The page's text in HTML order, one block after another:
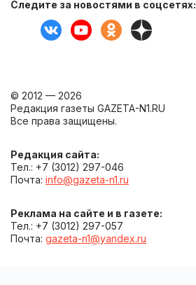
Следите за новостями в соцсетях:
© 2012 — 2026
Редакция газеты GAZETA-N1.RU
Все права защищены.
Редакция сайта:
Тел.: +7 (3012) 297-046
Почта: info@gazeta-n1.ru
Реклама на сайте и в газете:
Тел.: +7 (3012) 297-057
Почта: gazeta-n1@yandex.ru